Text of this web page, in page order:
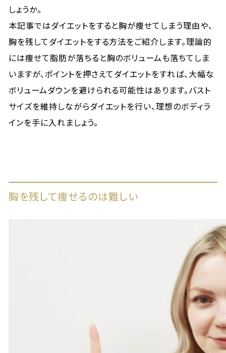
しょうか。
本記事ではダイエットをすると胸が痩せてしまう理由や、
胸を残してダイエットをする方法をご紹介します。理論的
には痩せて脂肪が落ちると胸のボリュームも落ちてしま
いますが、ポイントを押さえてダイエットをすれば、大幅な
ボリュームダウンを避けられる可能性はあります。バスト
サイズを維持しながらダイエットを行い、理想のボディラ
インを手に入れましょう。
胸を残して痩せるのは難しい